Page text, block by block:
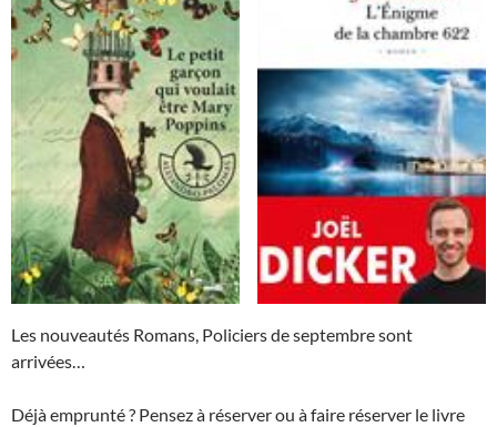
Les nouveautés Romans, Policiers de septembre sont
arrivées…
Déjà emprunté ? Pensez à réserver ou à faire réserver le livre